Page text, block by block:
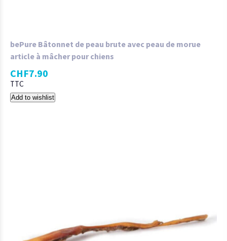
bePure Bâtonnet de peau brute avec peau de morue
article à mâcher pour chiens
CHF7.90
TTC
Add to wishlist